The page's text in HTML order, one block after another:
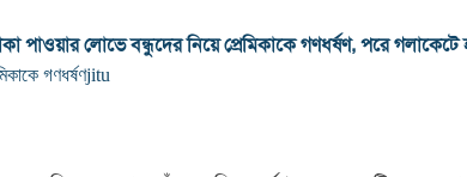
পাওয়ার লোভে বন্ধুদের নিয়ে প্রেমিকাকে গণধর্ষণ, পরে গলাকেটে
গণধর্ষণjitu